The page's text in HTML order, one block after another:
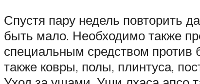
Спустя пару недель повторить
быть мало. Необходимо также
специальным средством против
также ковры, полы, плинтуса,